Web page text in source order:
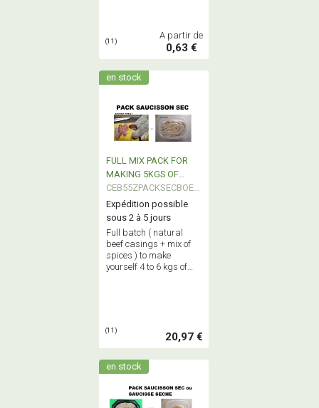
(11)
A partir de
0,63 €
en stock
FULL MIX PACK FOR
MAKING 5KGS OF
DRIED SAUSAGE
CEB55ZPACKSECBOEU
F1
Expédition possible
sous 2 à 5 jours
Full batch ( natural
beef casings + mix of
spices ) to make
yourself 4 to 6 kgs of
(11) 20,97 €
en stock